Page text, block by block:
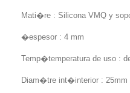
Mati�re : Silicona VMQ y
�espesor : 4 mm
Temp�temperatura de uso :
Diam�tre int�interior : 25mm